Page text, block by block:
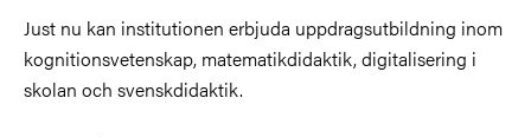
Just nu kan institutionen erbjuda uppdragsutbildning inom
kognitionsvetenskap, matematikdidaktik, digitalisering i
skolan och svenskdidaktik.